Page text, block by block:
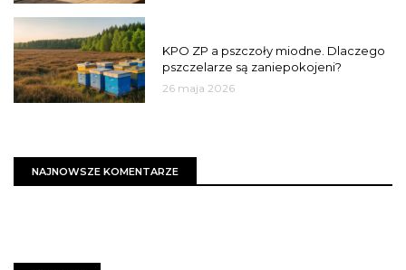
KPO ZP a pszczoły miodne. Dlaczego
pszczelarze są zaniepokojeni?
26 maja 2026
NAJNOWSZE KOMENTARZE